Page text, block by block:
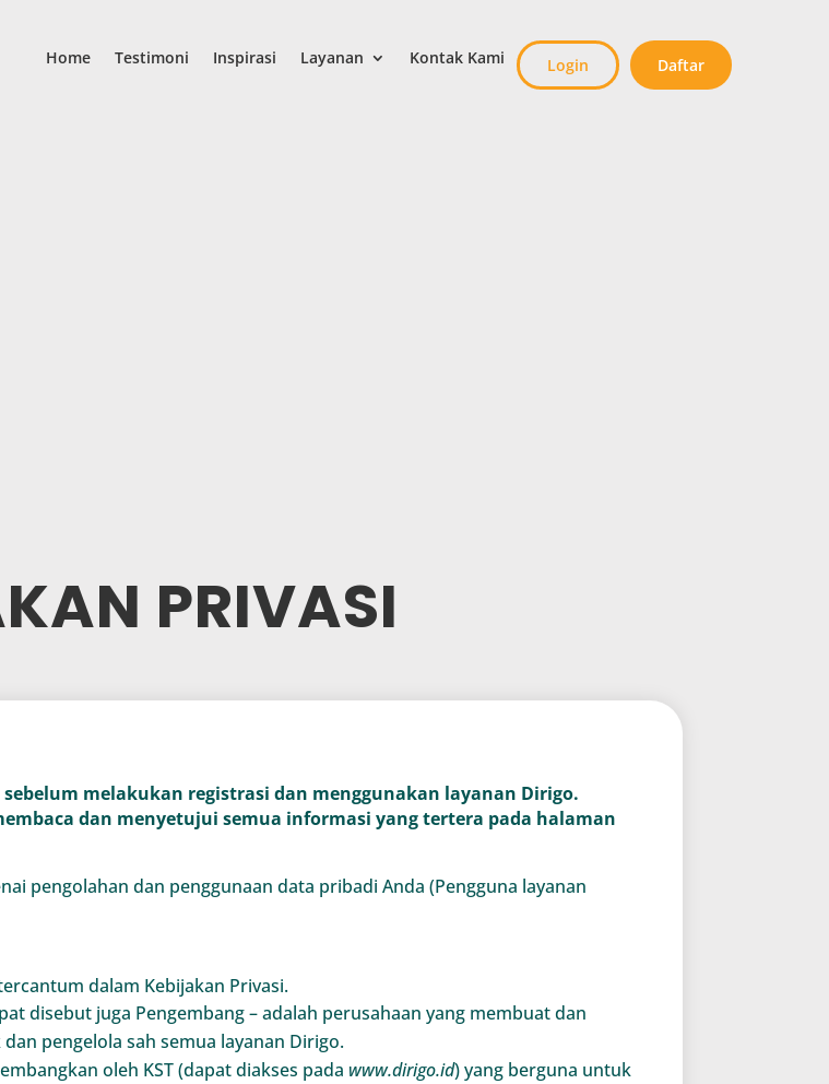
Home Testimoni Inspirasi Layanan Kontak Kami Login Daftar
PRIVASI
melakukan registrasi dan menggunakan layanan Dirigo.
dan menyetujui semua informasi yang tertera pada halaman
pengolahan dan penggunaan data pribadi Anda (Pengguna layanan
dalam Kebijakan Privasi.
disebut juga Pengembang – adalah perusahaan yang membuat dan
pengelola sah semua layanan Dirigo.
oleh KST (dapat diakses pada www.dirigo.id) yang berguna untuk